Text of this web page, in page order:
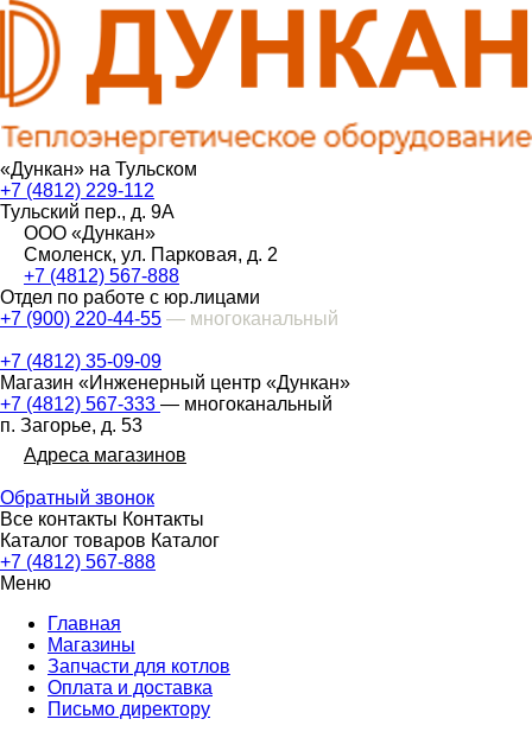
«Дункан» на Тульском
+7 (4812) 229-112
Тульский пер., д. 9А
ООО «Дункан»
Смоленск, ул. Парковая, д. 2
+7 (4812) 567-888
Отдел по работе с юр.лицами
+7 (900) 220-44-55 — многоканальный
+7 (4812) 35-09-09
Магазин «Инженерный центр «Дункан»
+7 (4812) 567-333 — многоканальный
п. Загорье, д. 53
Адреса магазинов
Обратный звонок
Все контакты Контакты
Каталог товаров Каталог
+7 (4812) 567-888
Меню
Главная
Магазины
Запчасти для котлов
Оплата и доставка
Письмо директору